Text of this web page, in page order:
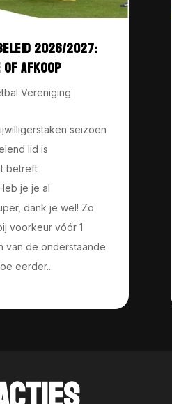
2026/2027:
AFKOOP
Vereniging
seizoen
lid is
betreft
je je al
dank je wel! Zo
voorkeur vóór 1
van de onderstaande
eerder...